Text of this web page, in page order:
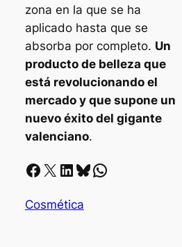
zona en la que se ha
aplicado hasta que se
absorba por completo. Un
producto de belleza que
está revolucionando el
mercado y que supone un
nuevo éxito del gigante
valenciano.
Facebook X LinkedIn Bluesky Whatsapp
Cosmética